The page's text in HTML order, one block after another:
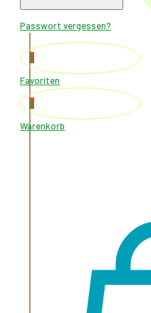
Passwort vergessen?
0
Favoriten
0
Warenkorb